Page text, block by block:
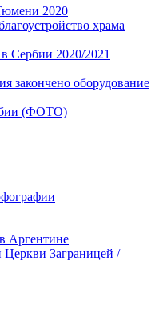
2020
храма
Сербии 2020/2021
закончено оборудование
(ФОТО)